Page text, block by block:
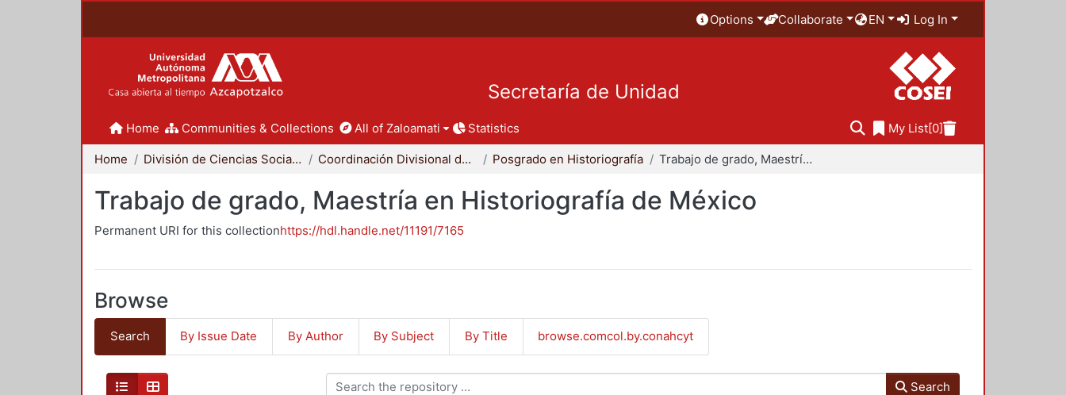
Options Collaborate EN Log In
Secretaría de Unidad
Home Communities & Collections All of Zaloamati Statistics My List[0]
Home División de Ciencias Sociales y Humanidades Coordinación Divisional de Posgrado Posgrado en Historiografía Trabajo de grado, Maestría en Historiografía de México
Trabajo de grado, Maestría en Historiografía de México
Permanent URI for this collectionhttps://hdl.handle.net/11191/7165
Browse
Search By Issue Date By Author By Subject By Title browse.comcol.by.conahcyt
Search